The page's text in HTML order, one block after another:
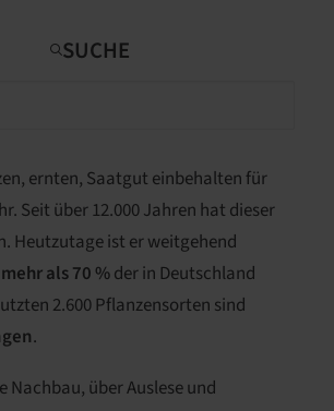
Hier erfahren Sie, warum wir
wichtig und unterstützenswert
ernten, Saatgut einbehalten für
Seit über 12.000 Jahren hat dieser
Heutzutage ist er weitgehend
mehr als 70 %der in Deutschland
2.600 Pflanzensorten sind
.
Nachbau, über Auslese und